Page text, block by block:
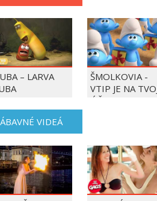
– LARVA
ŠMOLKOVIA -
VTIP JE NA
ÚČET
VIDEÁ